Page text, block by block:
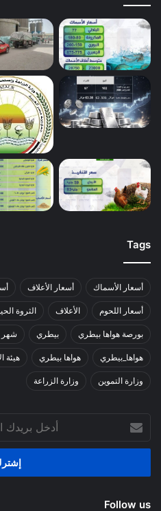
Tags
أسعار الأسماك أسعار الأعلاف
أسعار اللحوم الأعلاف الثروة
بورصة هواها بيطري بيطري شهر
هواها_بيطري هواها بيطري هيئة
وزارة التموين وزارة الزراعة
بريدك
الإلكتروني
Follow us